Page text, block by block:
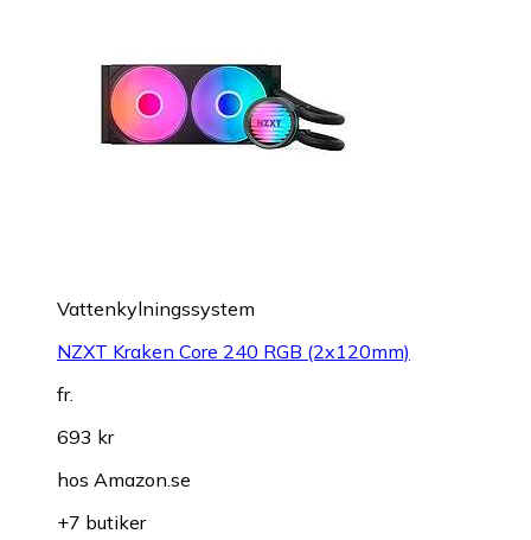
Vattenkylningssystem
NZXT Kraken Core 240 RGB (2x120mm)
fr.
693 kr
hos Amazon.se
+7 butiker